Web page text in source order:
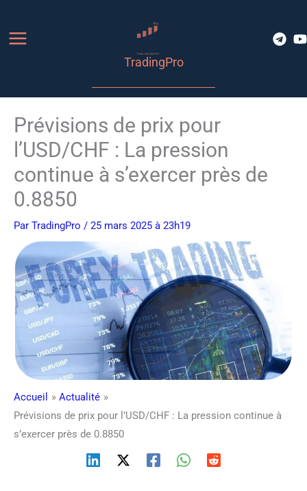
contenu
TradingPro
Prévisions de prix pour
l’USD/CHF : La pression
continue à s’exercer près de
0.8850
Par TradingPro / 25 mars 2025 à 23h19
Accueil
Actualité
Prévisions de prix pour l’USD/CHF : La pression continue à
s’exercer près de 0.8850